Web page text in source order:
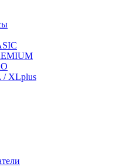
/ XLplus